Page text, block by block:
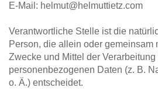
E-Mail: helmut@helmuttietz.com
Verantwortliche Stelle ist die
Person, die allein oder gemeinsam
Zwecke und Mittel der Verarbeitung
personenbezogenen Daten (z. B.
o. Ä.) entscheidet.